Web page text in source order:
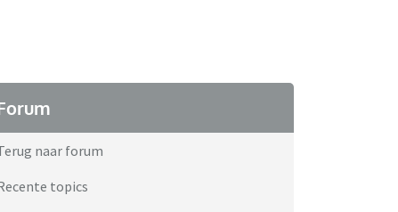
naar forum
topics